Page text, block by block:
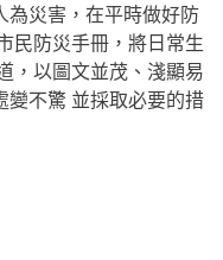
為災害，在平時做好防
民防災手冊，將日常生
，以圖文並茂、淺顯易
變不驚 並採取必要的措